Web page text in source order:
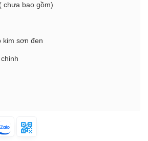
chưa bao gồm)
kim sơn đen